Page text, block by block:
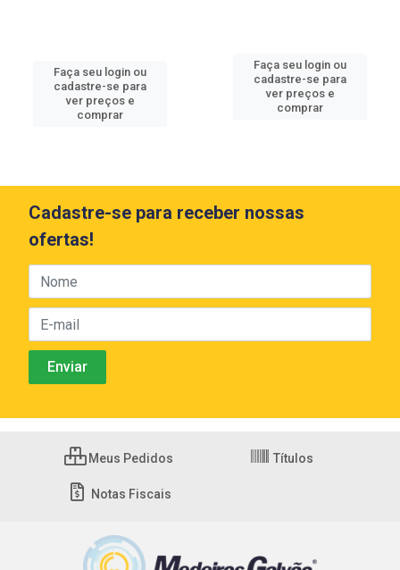
Faça seu login ou
cadastre-se para
ver preços e
comprar
Faça seu login ou
cadastre-se para
ver preços e
comprar
Cadastre-se para receber nossas
ofertas!
Meus Pedidos Títulos
Notas Fiscais